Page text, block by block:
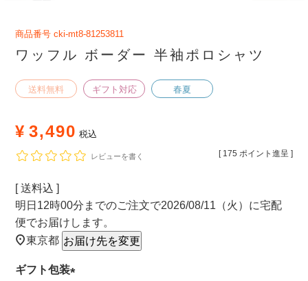
商品番号 cki-mt8-81253811
ワッフル ボーダー 半袖ポロシャツ
送料無料 ギフト対応 春夏
¥ 3,490 税込
[ 175 ポイント進呈 ]
レビューを書く
送料込
明日 12時00分 までのご注文で2026/08/11（火） に宅配
便でお届けします。
東京都 お届け先を変更
ギフト包装